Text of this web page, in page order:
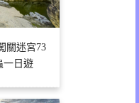
關迷宮73
一日遊